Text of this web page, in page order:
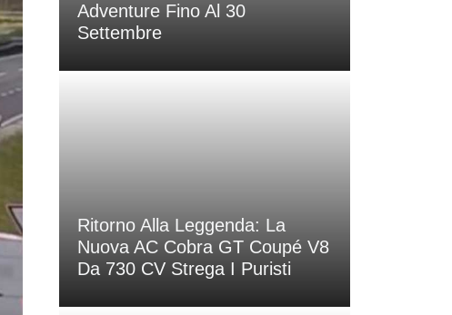
Adventure Fino Al 30
Settembre
Ritorno Alla Leggenda: La
Nuova AC Cobra GT Coupé V8
Da 730 CV Strega I Puristi